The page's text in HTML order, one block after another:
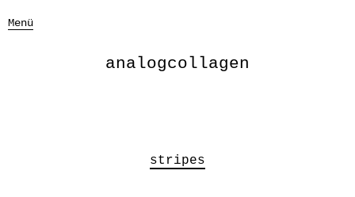
Menü
analogcollagen
stripes